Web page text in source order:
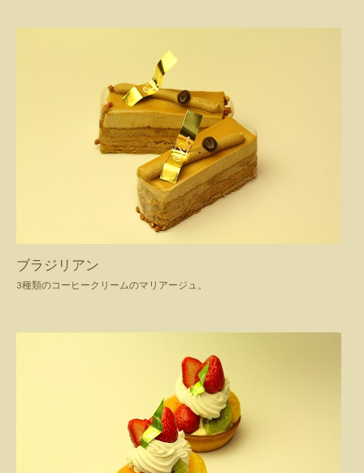
ブラジリアン
3種類のコーヒークリームのマリアージュ。